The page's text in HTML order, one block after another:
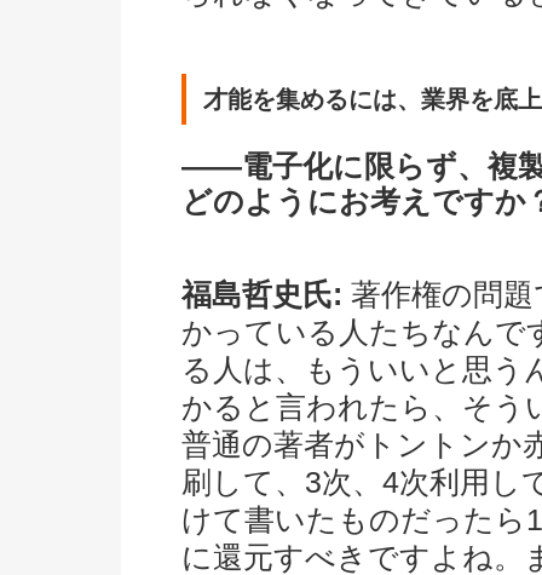
才能を集めるには、業界を底
――電子化に限らず、複
どのようにお考えですか
福島哲史氏: 著作権の問
かっている人たちなんで
る人は、もういいと思う
かると言われたら、そう
普通の著者がトントンか
刷して、3次、4次利用し
けて書いたものだったら
に還元すべきですよね。